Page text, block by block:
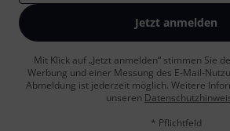
Jetzt anmelden
Mit Klick auf „Jetzt anmelden“ stimmen Sie
Werbung und einer Messung des E-Mail-
Abmeldung ist jederzeit möglich. Weitere
unseren
* Pflichtfeld